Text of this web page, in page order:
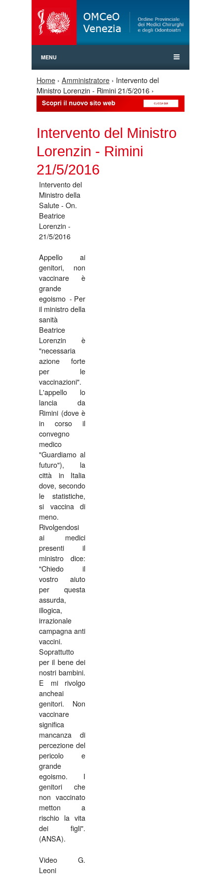
MENU
Tu sei qui
Home › Amministratore › Intervento del
Ministro Lorenzin - Rimini 21/5/2016 ›
Intervento del Ministro
Lorenzin - Rimini
21/5/2016
Intervento del
Ministro della
Salute - On.
Beatrice
Lorenzin -
21/5/2016
Appello ai
genitori, non
vaccinare è
grande
egoismo - Per
il ministro della
sanità
Beatrice
Lorenzin è
"necessaria
azione forte
per le
vaccinazioni".
L'appello lo
lancia da
Rimini (dove è
in corso il
convegno
medico
"Guardiamo al
futuro"), la
città in Italia
dove, secondo
le statistiche,
si vaccina di
meno.
Rivolgendosi
ai medici
presenti il
ministro dice:
"Chiedo il
vostro aiuto
per questa
assurda,
illogica,
irrazionale
campagna anti
vaccini.
Soprattutto
per il bene dei
nostri bambini.
E mi rivolgo
ancheai
genitori. Non
vaccinare
significa
mancanza di
percezione del
pericolo e
grande
egoismo. I
genitori che
non vaccinato
metton a
rischio la vita
dei figli".
(ANSA).
Video G.
Leoni